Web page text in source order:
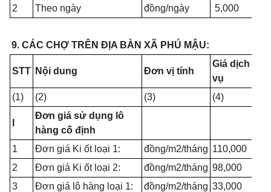
2
Theo ngày đồng/ngày 5,000
9. CÁC CHỢ TRÊN ĐỊA BÀN XÃ PHÚ MẬU:
STT Nội dung Đơn vị tính
Giá dịch
vụ
(1)
(2) (3) (4)
Đơn giá sử dụng lô
hàng cố định
1
Đơn giá Ki ốt loại 1: đồng/m2/tháng 110,000
2
Đơn giá Ki ốt loại 2: đồng/m2/tháng 98,000
3
Đơn giá lô hàng loại 1: đồng/m2/tháng 33,000